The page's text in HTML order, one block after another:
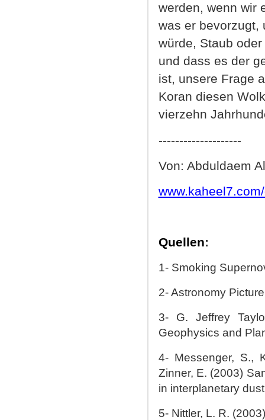
werden, wenn wir
was er bevorzugt,
würde, Staub
und dass es der
ist, unsere Frage
Koran diesen
vierzehn
--------------------
Von: Abduldaem
Quellen:
1- Smoking
2- Astronomy
3- G. Jeffrey
Geophysics and
4- Messenger, S.,
Zinner, E. (2003)
in interplanetary
5- Nittler, L. R.